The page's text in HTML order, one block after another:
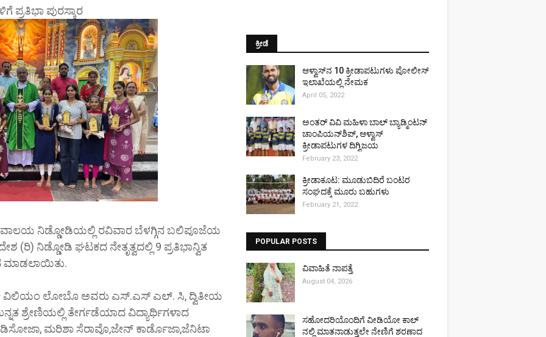
ಪ್ರತಿಭಾ ಪುರಸ್ಕಾರ
ನಿಡ್ಡೋಡಿಯಲ್ಲಿ ರವಿವಾರ ಬೆಳಗ್ಗಿನ ಬಲಿಪೂಜೆಯ
(ರಿ) ನಿಡ್ಡೋಡಿ ಘಟಕದ ನೇತೃತ್ವದಲ್ಲಿ 9 ಪ್ರತಿಭಾನ್ವಿತ
ಮಾಡಲಾಯಿತು.
ವಿಲಿಯಂ ಲೋಬೊ ಅವರು ಎಸ್.ಎಸ್ ಎಲ್. ಸಿ, ದ್ವಿತೀಯ
ಶ್ರೇಣಿಯಲ್ಲಿ ತೇರ್ಗಡೆಯಾದ ವಿದ್ಯಾರ್ಥಿಗಳಾದ
ಮರಿಶಾ ಸೆರಾವೊ,ಜೇನ್ ಕಾರ್ಡೊಜಾ,ಜೆನಿಟಾ
ಕ್ರೀಡೆ
ಆಳ್ವಾಸ್‌ನ 10 ಕ್ರೀಡಾಪಟುಗಳು ಪೋಲೀಸ್
ಇಲಾಖೆಯಲ್ಲಿ ನೇಮಕ
April 05, 2022
ಅಂತರ್ ವಿವಿ ಮಹಿಳಾ ಬಾಲ್ ಬ್ಯಾಡ್ಮಿಂಟನ್
ಚಾಂಪಿಯನ್‌ಶಿಪ್, ಆಳ್ವಾಸ್
ಕ್ರೀಡಾಪಟುಗಳ ದಿಗ್ವಿಜಯ
February 23, 2022
ಕ್ರೀಡಾಕೂಟ: ಮೂಡುಬಿದಿರೆ ಬಂಟರ
ಸಂಘದಕ್ಕೆ ಮೂರು ಬಹುಗಳು
February 21, 2022
POPULAR POSTS
ವಿವಾಹಿತೆ ನಾಪತ್ತೆ
August 04, 2026
ಸಹೋದರಿಯೊಂದಿಗೆ ವೀಡಿಯೋ ಕಾಲ್
ನಲ್ಲಿ ಮಾತನಾಡುತ್ತಲೇ ನೇಣಿಗೆ ಶರಣಾದ